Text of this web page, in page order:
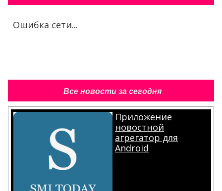
Ошибка сети...
Все новости за сегодня
Приложение
новостной
агрегатор для
Android
.